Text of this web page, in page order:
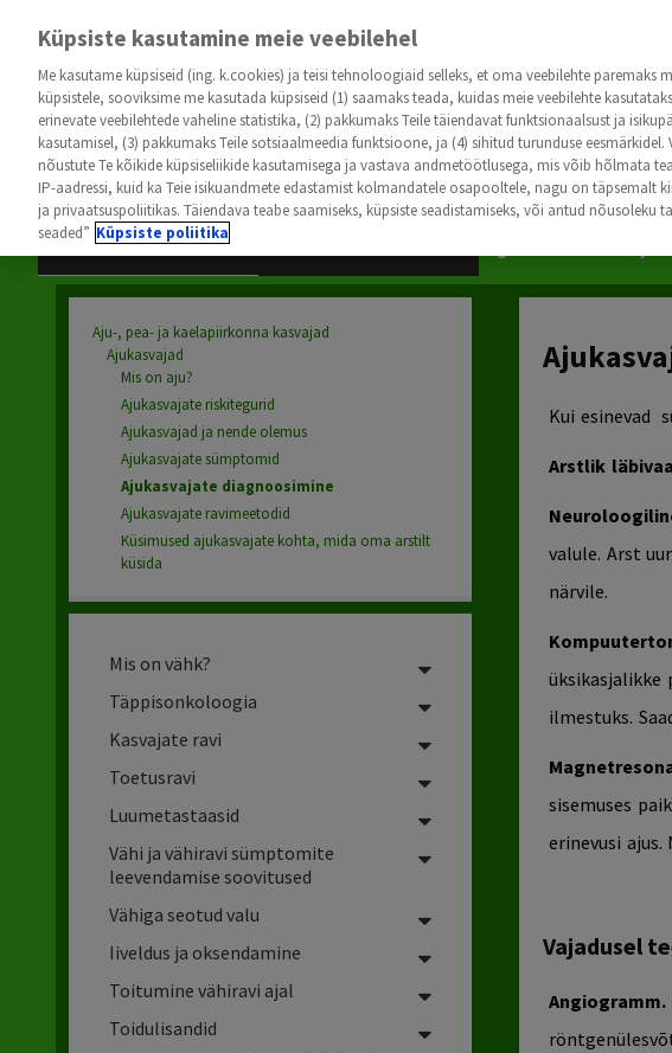
Aju-, Pea- Ja Kaelapiirkonna Kasvajad
Ajukasvajad
Günekoloogilised Vähid Kopsuvähk
Seedetrakti Vähid Teadmata Algkoldega Vähk
Kui esinevad
Arstlik
valule. Arst
närvile.
üksikasjalikke
ilmestuks.
sisemuses
erinevusi ajus.
Vajadusel
Angiogramm.
Aju-, pea- ja kaelapiirkonna kasvajad
Ajukasvajad
Mis on aju?
Ajukasvajate riskitegurid
Ajukasvajad ja nende olemus
Ajukasvajate sümptomid
Ajukasvajate diagnoosimine
Ajukasvajate ravimeetodid
Küsimused ajukasvajate kohta, mida oma arstilt
küsida
Mis on vähk?
Täppisonkoloogia
Kasvajate ravi
Toetusravi
Luumetastaasid
Vähi ja vähiravi sümptomite
leevendamise soovitused
Vähiga seotud valu
Iiveldus ja oksendamine
Toitumine vähiravi ajal
Toidulisandid
Küpsiste kasutamine meie veebilehel
Me kasutame küpsiseid (ing. k.cookies) ja teisi tehnoloogiaid selleks, et oma veebilehte paremaks
küpsistele, sooviksime me kasutada küpsiseid (1) saamaks teada, kuidas meie veebilehte
erinevate veebilehtede vaheline statistika, (2) pakkumaks Teile täiendavat funktsionaalsust ja
kasutamisel, (3) pakkumaks Teile sotsiaalmeedia funktsioone, ja (4) sihitud turunduse eesmärkidel.
nõustute Te kõikide küpsiseliikide kasutamisega ja vastava andmetöötlusega, mis võib hõlmata
IP-aadressi, kuid ka Teie isikuandmete edastamist kolmandatele osapooltele, nagu on täpsemalt
ja privaatsuspoliitikas. Täiendava teabe saamiseks, küpsiste seadistamiseks, või antud nõusoleku
seaded” Küpsiste poliitika